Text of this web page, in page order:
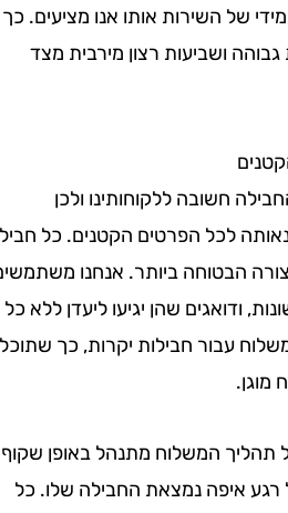
השירות אותו אנו מציעים. כך
ושביעות רצון מירבית מצד
חשובה ללקוחותינו ולכן
לכל הפרטים הקטנים. כל חבילה
הבטוחה ביותר. אנחנו משתמשים
שהן יגיעו ליעדן ללא כל
חבילות יקרות, כך שתוכלו
המשלוח מתנהל באופן שקוף
נמצאת החבילה שלו. כל